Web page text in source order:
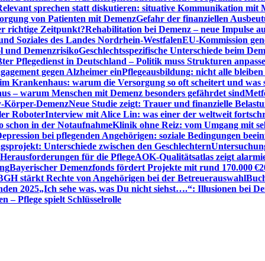
sprechen statt diskutieren: situative Kommunikation mit
von Patienten mit DemenzGefahr der finanziellen
richtige Zeitpunkt?Rehabilitation bei Demenz – neue Impulse
Soziales des Landes Nordrhein-WestfalenEU-Kommission
und DemenzrisikoGeschlechtsspezifische Unterschiede beim
Pflegedienst in Deutschland – Politik muss Strukturen
gegen Alzheimer einPflegeausbildung: nicht alle bleiben
Krankenhaus: warum die Versorgung so oft scheitert und was
– warum Menschen mit Demenz besonders gefährdet sind
Körper-DemenzNeue Studie zeigt: Trauer und finanzielle
RoboterInterview mit Alice Lin: was einer der weltweit
schon in der NotaufnahmeKlinik ohne Reiz: vom Umgang mit
bei pflegenden Angehörigen: soziale Bedingungen
Unterschiede zwischen den Geschlechtern
für die PflegeAOK-Qualitätsatlas zeigt
Bayerischer Demenzfonds fördert Projekte mit rund 170.000 €
stärkt Rechte von Angehörigen bei der Betreuerauswahl
2025„Ich sehe was, was Du nicht siehst….“: Illusionen bei
– Pflege spielt Schlüsselrolle